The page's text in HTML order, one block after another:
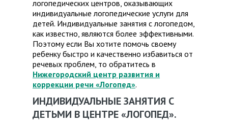
логопедических центров, оказывающих
индивидуальные логопедические услуги для
детей. Индивидуальные занятия с логопедом,
как известно, являются более эффективными.
Поэтому если Вы хотите помочь своему
ребенку быстро и качественно избавиться от
речевых проблем, то обратитесь в
Нижегородский центр развития и
коррекции речи «Логопед».
ИНДИВИДУАЛЬНЫЕ ЗАНЯТИЯ С
ДЕТЬМИ В ЦЕНТРЕ «ЛОГОПЕД».